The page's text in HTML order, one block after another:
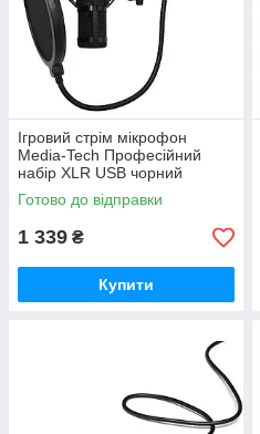
Ігровий стрім мікрофон
Media-Tech Професійний
набір XLR USB чорний
Готово до відправки
1 339 ₴
Купити